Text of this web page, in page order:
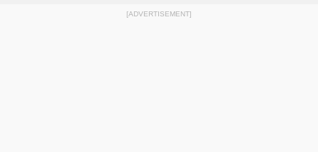
[ADVERTISEMENT]